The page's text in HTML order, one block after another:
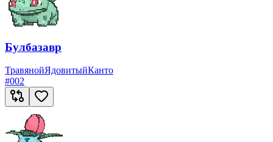
Булбазавр
ТравянойЯдовитыйКанто
#002